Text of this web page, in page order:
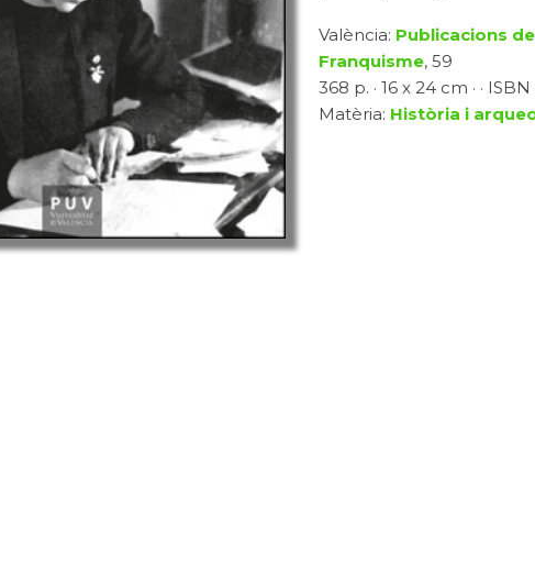
València: Publicacions
Franquisme, 59
368 p. · 16 x 24 cm · ·
Matèria: Història i